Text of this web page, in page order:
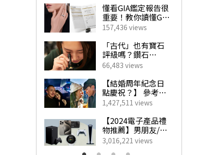
Fendi最新的春夏季手袋的討論度極高，更被譽為是下一
個必定熱爆的IT bag，說的就是這個將金屬標誌緊貼於手
袋底部，猶如一個手環裝飾的Fendi Nano Fendigraphy
Black Leather Charm。
懂看GIA鑑定報告很
重要！教你讀懂GIA
4C外的重要訊息！
揀珠寶商如挑對醫
生 挑選心儀寶石不
求人！
157,436 views
「古代」也有寶石
評級嗎？鑽石
「4C」是如何創
立？一文帶你了解
GIA對鑽石鑑定的影
響力！
66,483 views
【結婚周年紀念日
點慶祝？】 參考男
藝人甜蜜慶祝點子
為另一半製造驚
喜！
1,427,511 views
【2024電子產品禮
物推薦】男朋友/老
公最想收到的實用
生日禮物
3,016,221 views